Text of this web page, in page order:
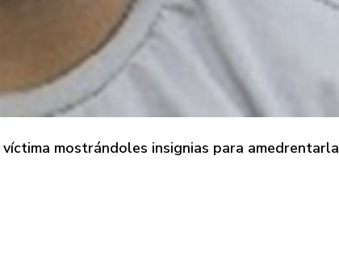
mostrándoles insignias para amedrentarla